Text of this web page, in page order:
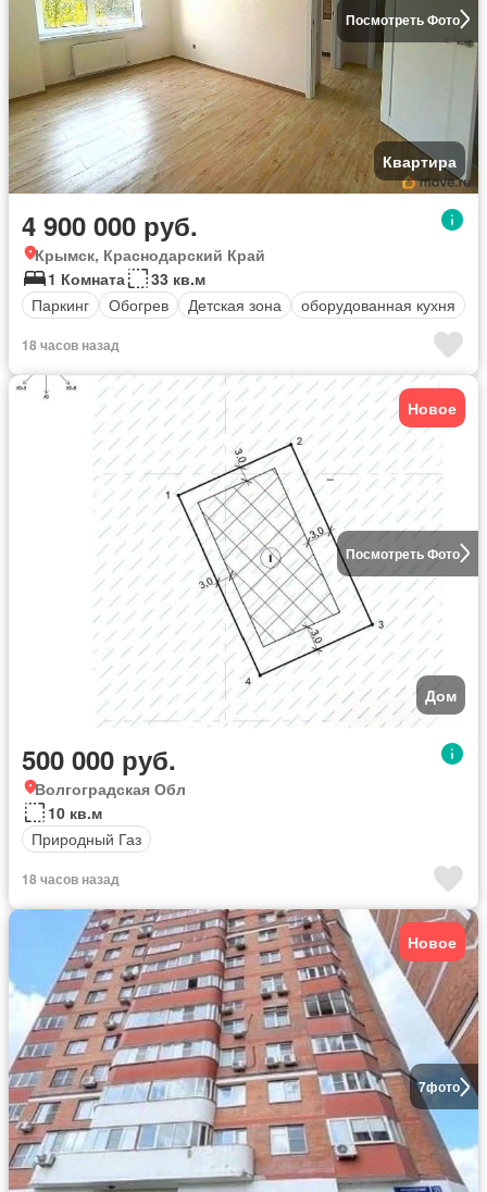
Посмотреть Фото
Квартира
4 900 000 руб.
Крымск, Краснодарский Край
1 Комната
33 кв.м
Паркинг
Обогрев Детская зона оборудованная кухня
18 часов назад
Посмотреть Фото
Новое
Дом
500 000 руб.
Волгоградская Обл
10 кв.м
Природный Газ
18 часов назад
7фото
Новое